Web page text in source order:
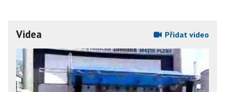
Videa Přidat video